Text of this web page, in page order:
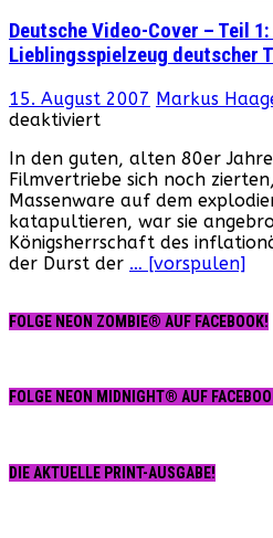
Deutsche Video-Cover – Teil
Lieblingsspielzeug deutscher
15. August 2007 Markus
deaktiviertfür
Video-
Cover
–
Teil
1:
Die
Sprache
–
Titel-
Konstrukteure!
In den guten, alten 80er
Filmvertriebe sich noch
Massenware auf dem
katapultieren, war sie
Königsherrschaft des
der Durst der … [vorspulen]
FOLGE NEON ZOMBIE® AUF FACEBOOK!
FOLGE NEON MIDNIGHT® AUF
DIE AKTUELLE PRINT-AUSGABE!